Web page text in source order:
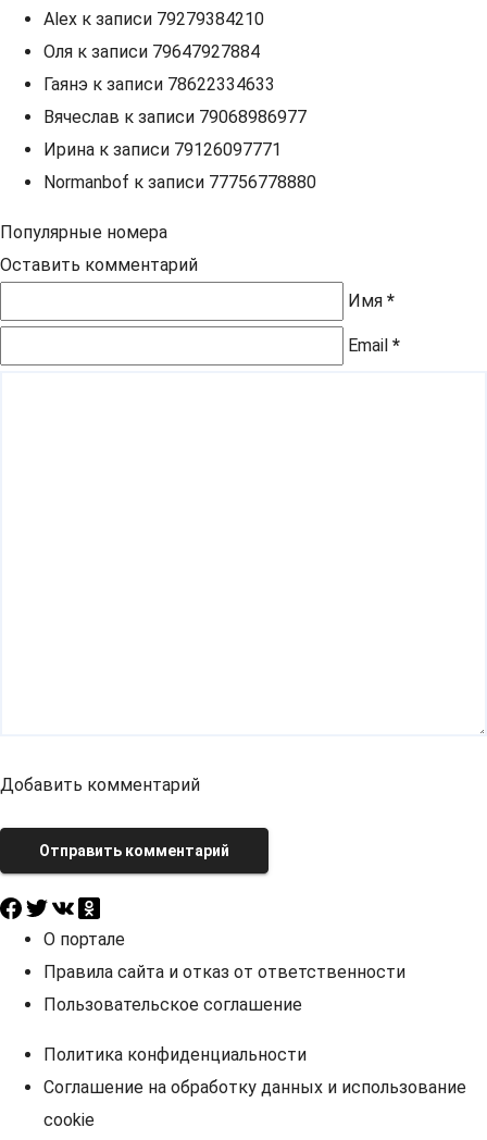
Alex к записи 79279384210
Оля к записи 79647927884
Гаянэ к записи 78622334633
Вячеслав к записи 79068986977
Ирина к записи 79126097771
Normanbof к записи 77756778880
Популярные номера
Оставить комментарий
Имя *
Email *
Добавить комментарий
Отправить комментарий
О портале
Правила сайта и отказ от ответственности
Пользовательское соглашение
Политика конфиденциальности
Соглашение на обработку данных и использование
cookie